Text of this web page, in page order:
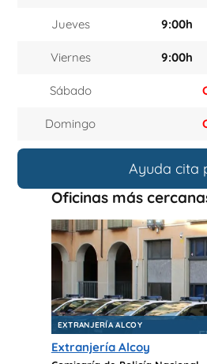
Jueves 9:00h
Viernes 9:00h
Sábado
Domingo
Ayuda cita
Oficinas más
EXTRANJERÍA ALCOY
Extranjería Alcoy